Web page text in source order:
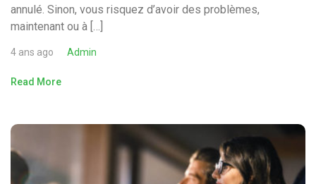
annulé. Sinon, vous risquez d’avoir des problèmes,
maintenant ou à […]
4 ans ago Admin
Read More